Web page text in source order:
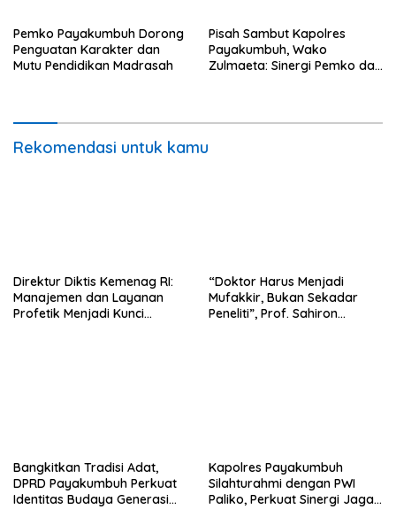
Pemko Payakumbuh Dorong
Penguatan Karakter dan
Mutu Pendidikan Madrasah
Pisah Sambut Kapolres
Payakumbuh, Wako
Zulmaeta: Sinergi Pemko dan
Rekomendasi untuk kamu
Direktur Diktis Kemenag RI:
Manajemen dan Layanan
Profetik Menjadi Kunci
“Doktor Harus Menjadi
Mufakkir, Bukan Sekadar
Peneliti”, Prof. Sahiron
Bangkitkan Tradisi Adat,
DPRD Payakumbuh Perkuat
Identitas Budaya Generasi
Kapolres Payakumbuh
Silahturahmi dengan PWI
Paliko, Perkuat Sinergi Jaga